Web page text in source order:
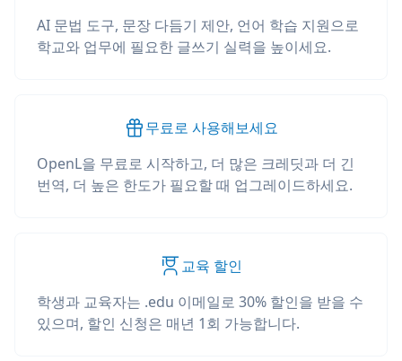
AI 문법 도구, 문장 다듬기 제안, 언어 학습 지원으로
학교와 업무에 필요한 글쓰기 실력을 높이세요.
무료로 사용해보세요
OpenL을 무료로 시작하고, 더 많은 크레딧과 더 긴
번역, 더 높은 한도가 필요할 때 업그레이드하세요.
교육 할인
학생과 교육자는 .edu 이메일로 30% 할인을 받을 수
있으며, 할인 신청은 매년 1회 가능합니다.